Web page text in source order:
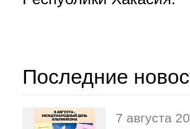
Последние
7 августа